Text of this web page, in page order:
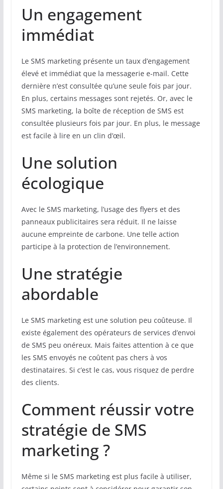
Un engagement
immédiat
Le SMS marketing présente un taux d’engagement
élevé et immédiat que la messagerie e-mail. Cette
dernière n’est consultée qu’une seule fois par jour.
En plus, certains messages sont rejetés. Or, avec le
SMS marketing, la boîte de réception de SMS est
consultée plusieurs fois par jour. En plus, le message
est facile à lire en un clin d’œil.
Une solution
écologique
Avec le SMS marketing, l’usage des flyers et des
panneaux publicitaires sera réduit. Il ne laisse
aucune empreinte de carbone. Une telle action
participe à la protection de l’environnement.
Une stratégie
abordable
Le SMS marketing est une solution peu coûteuse. Il
existe également des opérateurs de services d’envoi
de SMS peu onéreux. Mais faites attention à ce que
les SMS envoyés ne coûtent pas chers à vos
destinataires. Si c’est le cas, vous risquez de perdre
des clients.
Comment réussir votre
stratégie de SMS
marketing ?
Même si le SMS marketing est plus facile à utiliser,